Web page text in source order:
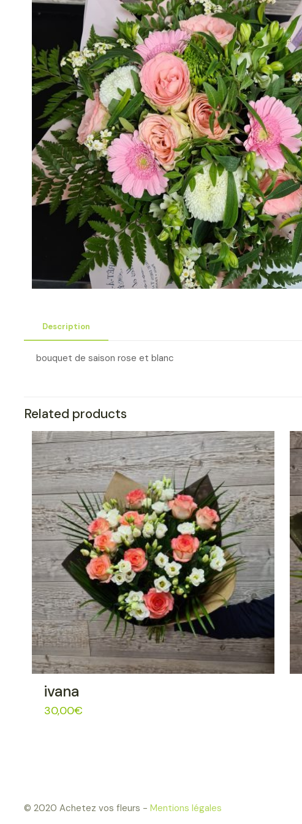
Description
bouquet de saison rose et blanc
Related products
ivana
30,00€
© 2020 Achetez vos fleurs - Mentions légales